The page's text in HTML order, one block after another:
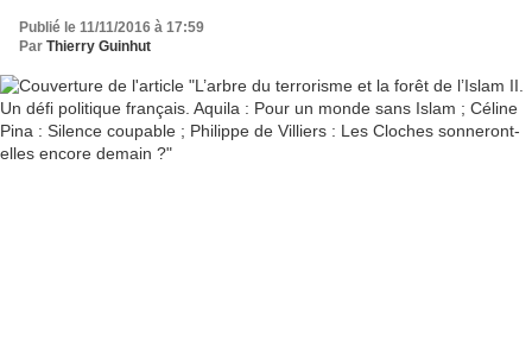
Philippe de Villiers : Les Cloches sonneront-
elles encore demain ?
Publié le 11/11/2016 à 17:59
Par Thierry Guinhut